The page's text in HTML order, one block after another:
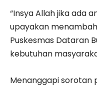
“Insya Allah jika ada
upayakan
Puskesmas Dataran
kebutuhan
Menanggapi sorotan